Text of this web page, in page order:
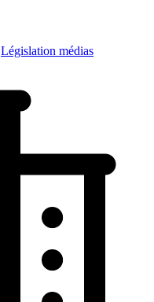
Législation médias